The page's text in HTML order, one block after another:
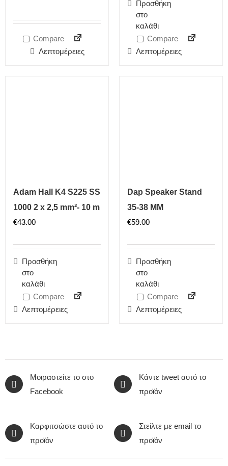
Compare
Λεπτομέρειες
Προσθήκη
στο
καλάθι
Compare
Λεπτομέρειες
Adam Hall K4 S225 SS
1000 2 x 2,5 mm²- 10 m
€43.00
Προσθήκη
στο
καλάθι
Compare
Λεπτομέρειες
Dap Speaker Stand
35-38 MM
€59.00
Προσθήκη
στο
καλάθι
Compare
Λεπτομέρειες
Μοιραστείτε το στο
Facebook
Κάντε tweet αυτό το
προϊόν
Καρφιτσώστε αυτό το
προϊόν
Στείλτε με email το
προϊόν